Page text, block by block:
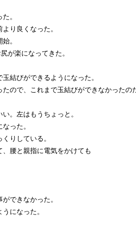
。
り良くなった。
。
楽になってきた。
結びができるようになった。
たので、これまで玉結びができなかったの
。左はもうちょっと。
った。
くりしている。
腰と親指に電気をかけても
ができなかった。
になった。